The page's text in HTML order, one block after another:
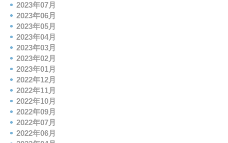
2023年07月
2023年06月
2023年05月
2023年04月
2023年03月
2023年02月
2023年01月
2022年12月
2022年11月
2022年10月
2022年09月
2022年07月
2022年06月